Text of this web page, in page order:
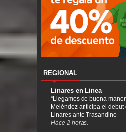
REGIONAL
Linares en Linea
“Llegamos de buena
Meléndez anticipa el debut
Linares ante Trasandino
Hace 2 horas.